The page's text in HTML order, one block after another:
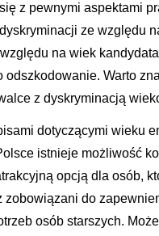
z pewnymi aspektami
ze względu
na wiek
odszkodowanie. Warto
z dyskryminacją
dotyczącymi wieku
istnieje możliwość
opcją dla osób,
do
osób starszych.